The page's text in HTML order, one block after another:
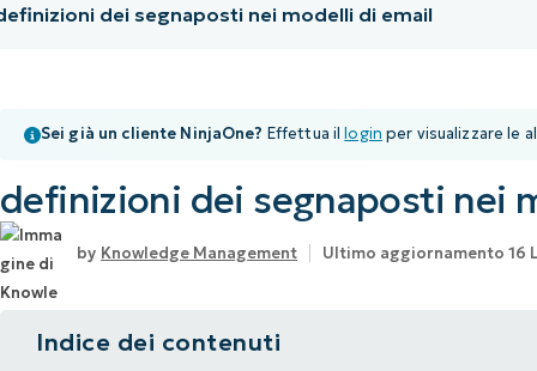
remoto
delle vulnerabilità
Device Management
CrowdStrike
Microsoft Intune
ServiceNow
Visualizza tutte le
Helpdesk
Sicurezza
Infrastrutture
Dai
Fornitori di servizi gestiti
Partner di alleanza tecnologica
Eventi
dei segnaposti nei modelli di email
Sei già un cliente NinjaOne? Effettua illogin per visualizzare le
definizioni dei segnaposti nei
Knowledge Management Ultimo aggiornamento 16
Indice dei contenuti